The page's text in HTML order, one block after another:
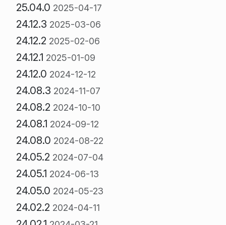
25.04.0 2025-04-17
24.12.3 2025-03-06
24.12.2 2025-02-06
24.12.1 2025-01-09
24.12.0 2024-12-12
24.08.3 2024-11-07
24.08.2 2024-10-10
24.08.1 2024-09-12
24.08.0 2024-08-22
24.05.2 2024-07-04
24.05.1 2024-06-13
24.05.0 2024-05-23
24.02.2 2024-04-11